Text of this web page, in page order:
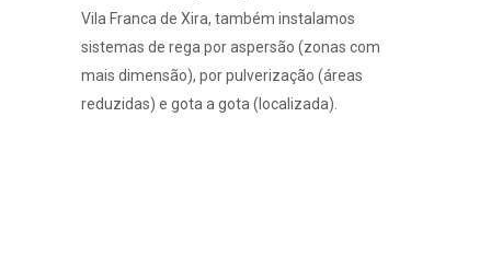
Vila Franca de Xira, também instalamos
sistemas de rega poraspersão (zonas com
mais dimensão), porpulverização (áreas
reduzidas) e gota a gota (localizada).